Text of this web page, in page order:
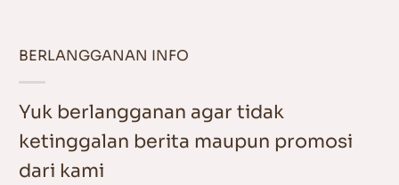
BERLANGGANAN INFO
Yuk berlangganan agar tidak
ketinggalan berita maupun promosi
dari kami